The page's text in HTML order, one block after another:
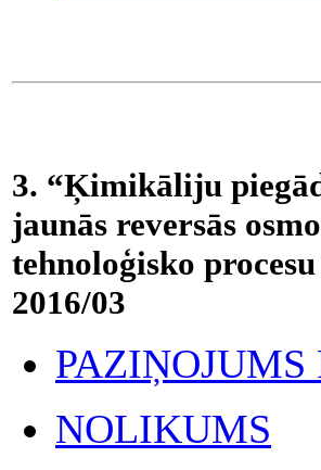
3. “Ķimikāliju
jaunās reversās
tehnoloģisko
2016/03
NOLIKUMS